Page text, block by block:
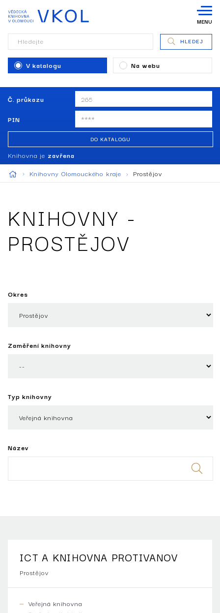
Č. průkazu
PIN
DO KATALOGU
Knihovna je zavřena
MENU
Hledejte
V katalogu Na webu
HLEDEJ
Knihovny Olomouckého kraje Prostějov
KNIHOVNY -
PROSTĚJOV
Okres
Zaměření knihovny
Typ knihovny
Název
ICT A KNIHOVNA PROTIVANOV
Prostějov
Veřejná knihovna